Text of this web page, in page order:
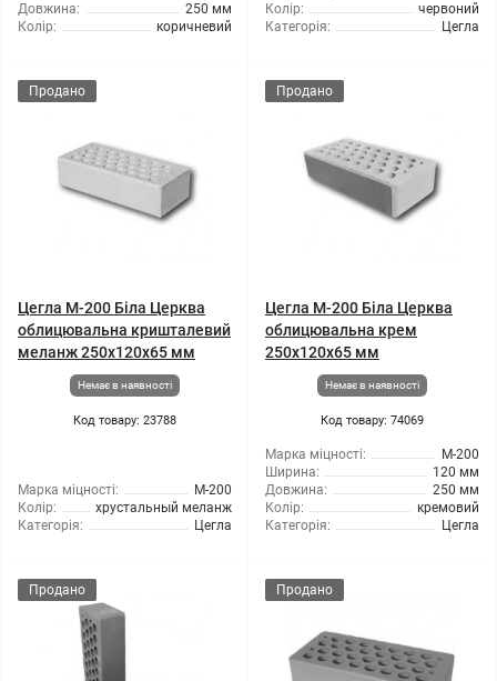
Довжина:
250 мм
Колір:
коричневий
Колір:
червоний
Категорія:
Цегла
Продано
Цегла М-200 Біла Церква
облицювальна кришталевий
меланж 250х120х65 мм
Немає в наявності
Код товару: 23788
Марка міцності:
М-200
Колір:
хрустальный меланж
Категорія:
Цегла
Продано
Цегла М-200 Біла Церква
облицювальна крем
250х120х65 мм
Немає в наявності
Код товару: 74069
Марка міцності:
М-200
Ширина:
120 мм
Довжина:
250 мм
Колір:
кремовий
Категорія:
Цегла
Продано Продано